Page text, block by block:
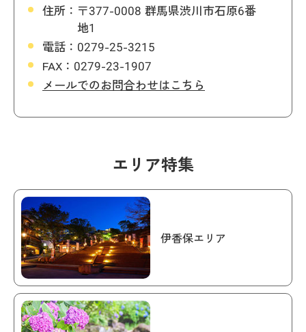
住所： 〒377-0008 群馬県渋川市石原6番
地1
電話： 0279-25-3215
FAX： 0279-23-1907
メールでのお問合わせはこちら
エリア特集
伊香保エリア